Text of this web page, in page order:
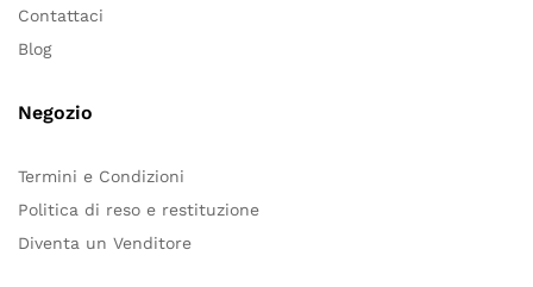
Contattaci
Blog
Negozio
Termini e Condizioni
Politica di reso e restituzione
Diventa un Venditore